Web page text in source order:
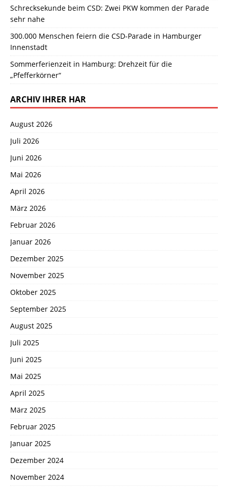
Schrecksekunde beim CSD: Zwei PKW kommen der Parade
sehr nahe
300.000 Menschen feiern die CSD-Parade in Hamburger
Innenstadt
Sommerferienzeit in Hamburg: Drehzeit für die
„Pfefferkörner“
ARCHIV IHRER HAR
August 2026
Juli 2026
Juni 2026
Mai 2026
April 2026
März 2026
Februar 2026
Januar 2026
Dezember 2025
November 2025
Oktober 2025
September 2025
August 2025
Juli 2025
Juni 2025
Mai 2025
April 2025
März 2025
Februar 2025
Januar 2025
Dezember 2024
November 2024